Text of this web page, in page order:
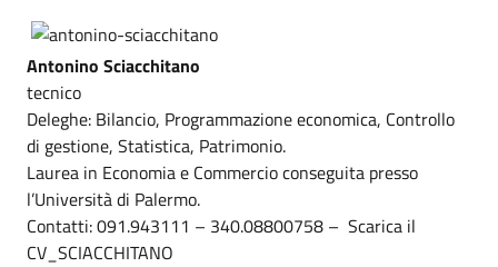
Antonino Sciacchitano
tecnico
Deleghe: Bilancio, Programmazione economica, Controllo
di gestione, Statistica, Patrimonio.
Laurea in Economia e Commercio conseguita presso
l’Università di Palermo.
Contatti: 091.943111 – 340.08800758 – Scarica il
CV_SCIACCHITANO